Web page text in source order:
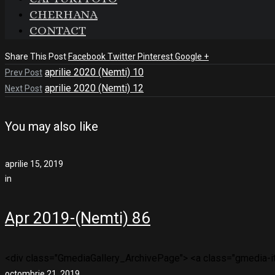
CHERHANA
CONTACT
Share This Post FacebookTwitter PinterestGoogle +
Prev Post aprilie 2020 (Nemti) 10
Next Post aprilie 2020 (Nemti) 12
You may also like
aprilie 15, 2019
in
Apr 2019-(Nemti) 86